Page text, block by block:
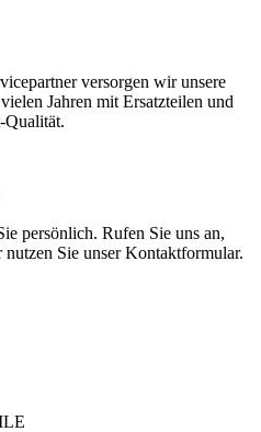
versorgen wir unsere
Jahren mit Ersatzteilen und
Qualität.
persönlich. Rufen Sie uns an,
nutzen Sie unser Kontaktformular.